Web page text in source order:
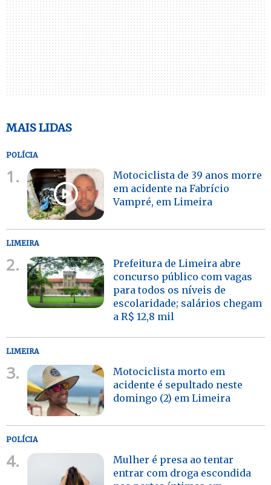
MAIS LIDAS
POLÍCIA
1.
Motociclista de 39 anos morre
em acidente na Fabrício
Vampré, em Limeira
LIMEIRA
2.
Prefeitura de Limeira abre
concurso público com vagas
para todos os níveis de
escolaridade; salários chegam
a R$ 12,8 mil
LIMEIRA
3.
Motociclista morto em
acidente é sepultado neste
domingo (2) em Limeira
POLÍCIA
4.
Mulher é presa ao tentar
entrar com droga escondida